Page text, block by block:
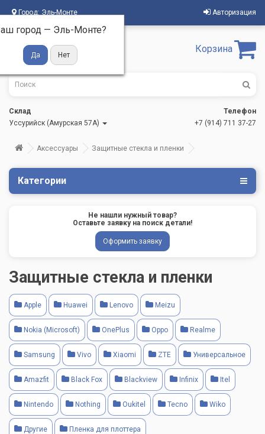
Город: Эль-Монте
город — Эль-Монте?
Авторизация
Корзина
Склад
Уссурийск (Амурская 57А)
Телефон
+7 (914) 711 37-27
Аксессуары Защитные стекла и пленки
Категории
Не нашли нужный товар?
Оставьте заявку на поиск детали!
Оформить заявку
Защитные стекла и пленки
Apple Huawei Lenovo Meizu
Nokia (Microsoft) OnePlus Oppo Realme
Samsung Vivo Xiaomi ZTE Универсальное
Amazfit Black Fox Blackview Infinix Itel
Nintendo Nothing Oukitel Tecno Wiko
Другие Пленка для плоттера